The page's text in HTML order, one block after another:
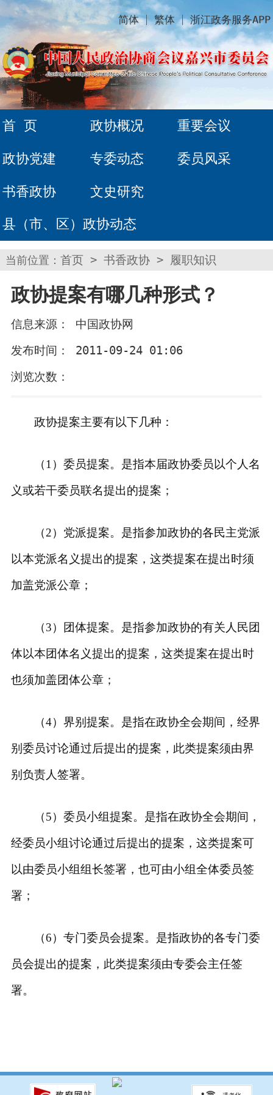
简体 繁体 浙江政务服务APP
首 页 政协概况 重要会议
政协党建 专委动态 委员风采
书香政协 文史研究
县（市、区）政协动态
当前位置： 首页 > 书香政协 > 履职知识
政协提案有哪几种形式？
信息来源： 中国政协网
发布时间： 2011-09-24 01:06
浏览次数：
政协提案主要有以下几种：
（1）委员提案。是指本届政协委员以个人名
义或若干委员联名提出的提案；
（2）党派提案。是指参加政协的各民主党派
以本党派名义提出的提案，这类提案在提出时须
加盖党派公章；
（3）团体提案。是指参加政协的有关人民团
体以本团体名义提出的提案，这类提案在提出时
也须加盖团体公章；
（4）界别提案。是指在政协全会期间，经界
别委员讨论通过后提出的提案，此类提案须由界
别负责人签署。
（5）委员小组提案。是指在政协全会期间，
经委员小组讨论通过后提出的提案，这类提案可
以由委员小组组长签署，也可由小组全体委员签
署；
（6）专门委员会提案。是指政协的各专门委
员会提出的提案，此类提案须由专委会主任签
署。